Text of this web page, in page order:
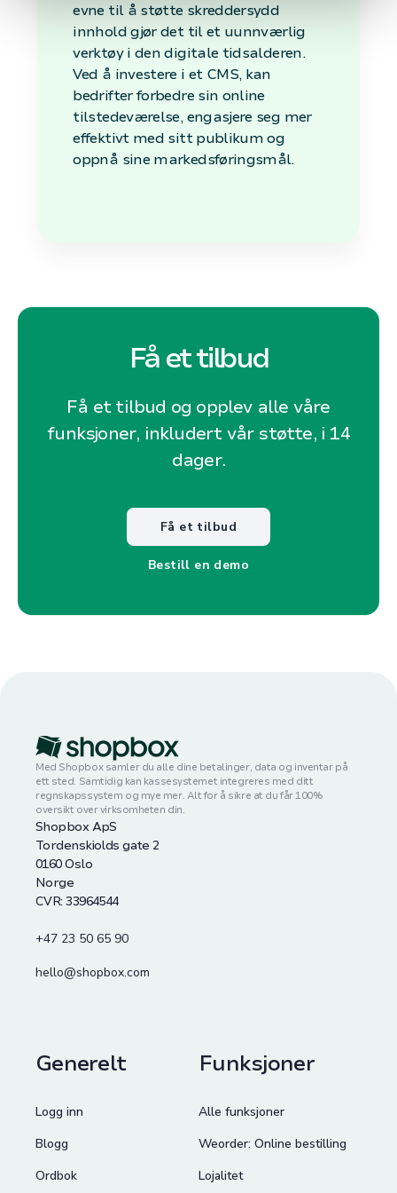
evne til å støtte skreddersydd
innhold gjør det til et uunnværlig
verktøy i den digitale tidsalderen.
Ved å investere i et CMS, kan
bedrifter forbedre sin online
tilstedeværelse, engasjere seg mer
effektivt med sitt publikum og
oppnå sine markedsføringsmål.
Få et tilbud
Få et tilbud og opplev alle våre
funksjoner, inkludert vår støtte, i 14
dager.
Få et tilbud
Bestill en demo
Med Shopbox samler du alle dine betalinger, data og inventar på
ett sted. Samtidig kan kassesystemet integreres med ditt
regnskapssystem og mye mer. Alt for å sikre at du får 100%
oversikt over virksomheten din.
Shopbox ApS
Tordenskiolds gate 2
0160 Oslo
Norge
CVR: 33964544
+47 23 50 65 90
hello@shopbox.com
Generelt
Logg inn
Blogg
Ordbok
Funksjoner
Alle funksjoner
Weorder: Online bestilling
Lojalitet